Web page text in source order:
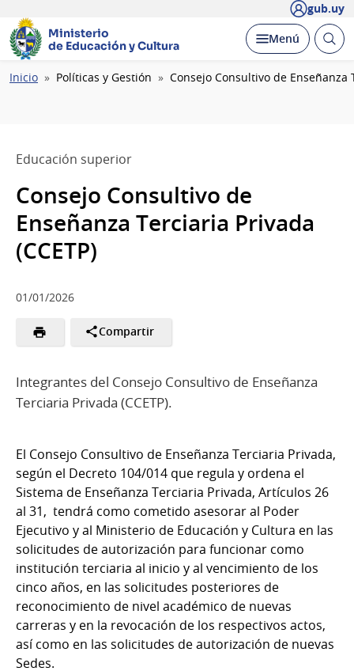
gub.uy
Ministerio
de Educación y Cultura
Desplegar
Menú Abrir
Ruta
Inicio Políticas y Gestión Consejo Consultivo de Enseñanza
Educación superior
Consejo Consultivo de
Enseñanza Terciaria Privada
(CCETP)
01/01/2026
Compartir
Integrantes del Consejo Consultivo de Enseñanza
Terciaria Privada (CCETP).
El Consejo Consultivo de Enseñanza Terciaria Privada,
según el Decreto 104/014 que regula y ordena el
Sistema de Enseñanza Terciaria Privada, Artículos 26
al 31, tendrá como cometido asesorar al Poder
Ejecutivo y al Ministerio de Educación y Cultura en las
solicitudes de autorización para funcionar como
institución terciaria al inicio y al vencimiento de los
cinco años, en las solicitudes posteriores de
reconocimiento de nivel académico de nuevas
carreras y en la revocación de los respectivos actos,
así como en las solicitudes de autorización de nuevas
Sedes.